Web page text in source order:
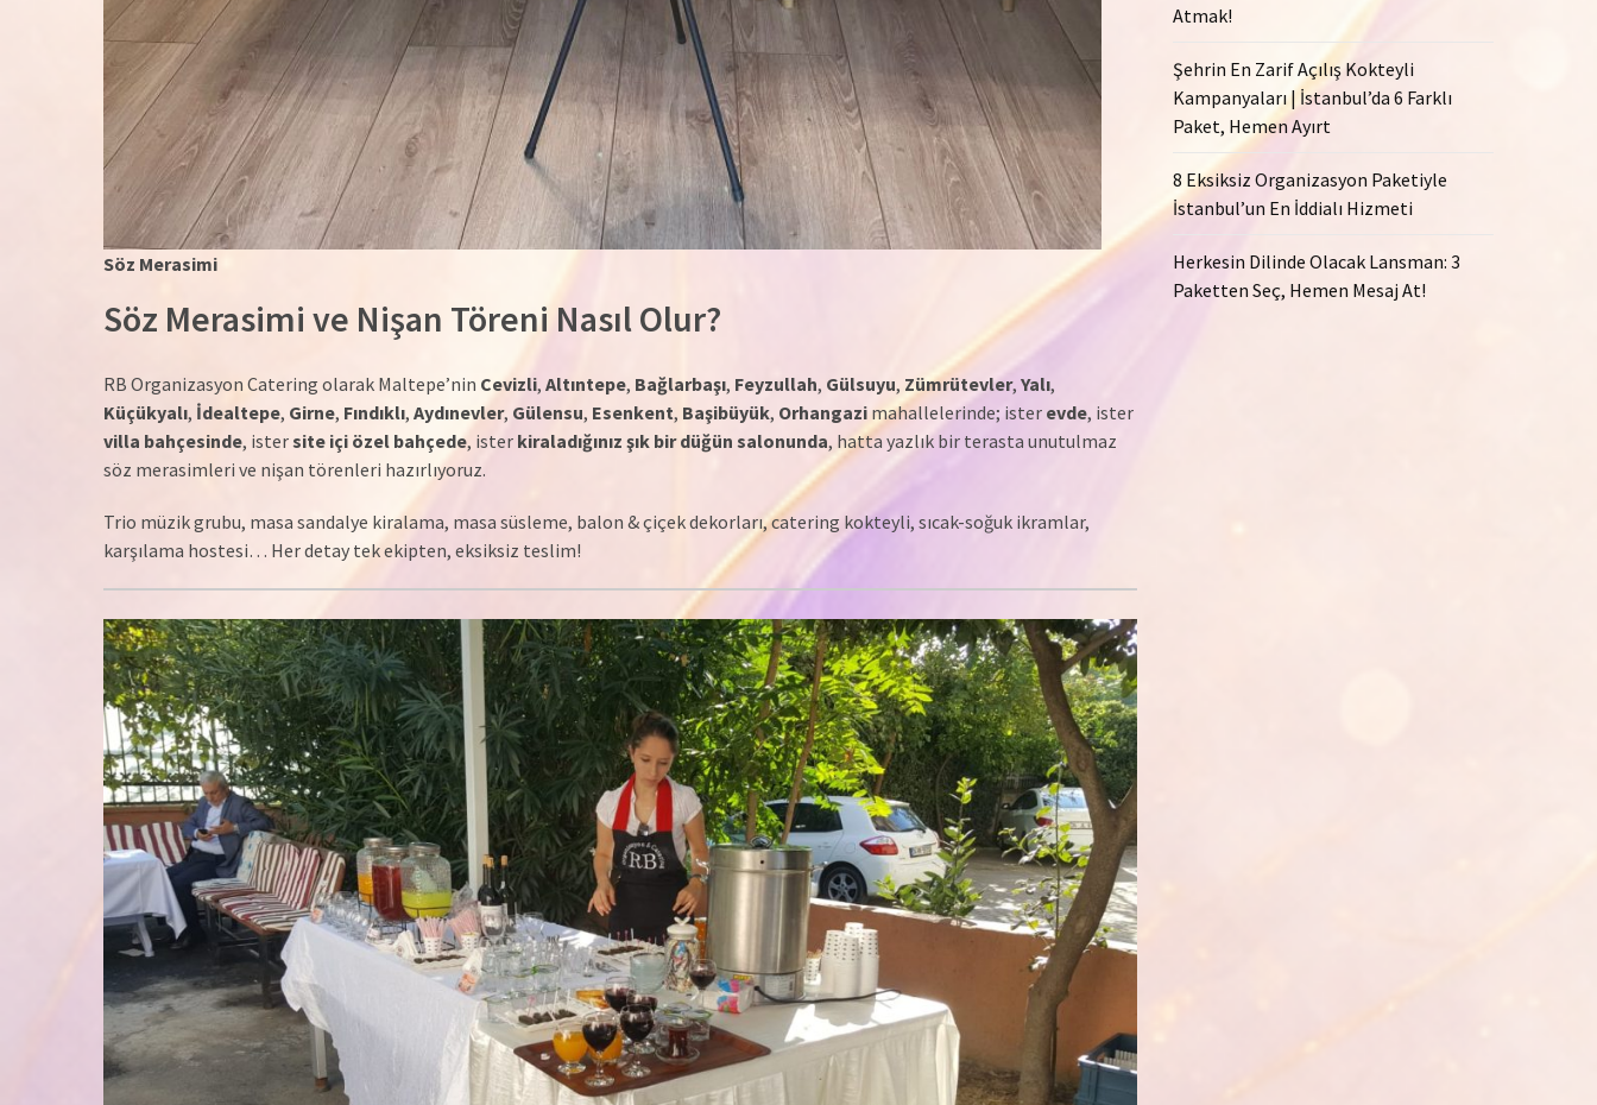
Söz Merasimi
Söz Merasimi ve Nişan Töreni Nasıl Olur?
RB Organizasyon Catering olarak Maltepe’nin Cevizli, Altıntepe, Bağlarbaşı, Feyzullah, Gülsuyu, Zümrütevler, Yalı,
Küçükyalı, İdealtepe, Girne, Fındıklı, Aydınevler, Gülensu, Esenkent, Başibüyük, Orhangazi mahallelerinde; ister evde, ister
villa bahçesinde, istersite içi özel bahçede, ister kiraladığınız şık bir düğün salonunda, hatta yazlık bir terasta unutulmaz
söz merasimleri ve nişan törenleri hazırlıyoruz.
Trio müzik grubu, masa sandalye kiralama, masa süsleme, balon & çiçek dekorları, catering kokteyli, sıcak-soğuk ikramlar,
karşılama hostesi… Her detay tek ekipten, eksiksiz teslim!
Atmak!
Şehrin En Zarif Açılış Kokteyli
Kampanyaları | İstanbul’da 6 Farklı
Paket, Hemen Ayırt
8 Eksiksiz Organizasyon Paketiyle
İstanbul’un En İddialı Hizmeti
Herkesin Dilinde Olacak Lansman: 3
Paketten Seç, Hemen Mesaj At!